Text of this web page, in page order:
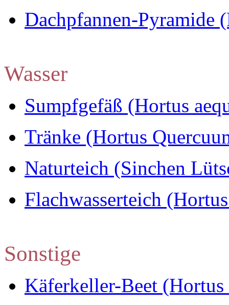
Dachpfannen-Pyramide
Wasser
Sumpfgefäß (Hortus
Tränke (Hortus
Naturteich (Sinchen
Flachwasserteich
Sonstige
Käferkeller-Beet